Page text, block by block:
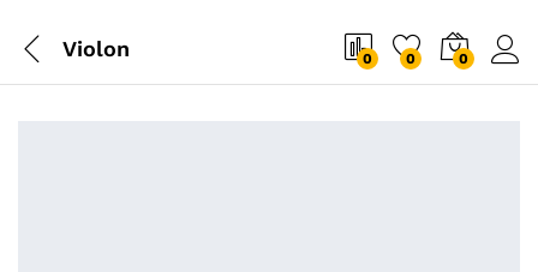
Violon 0 0 0